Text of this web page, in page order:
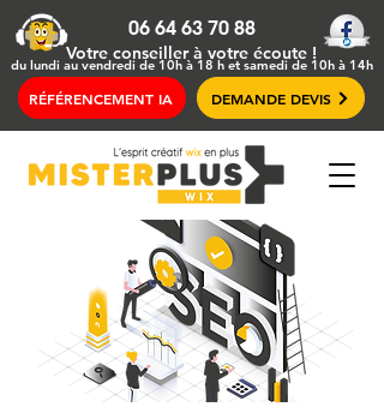
06 64 63 70 88
Votre conseillerà votre écoute !
du lundi au vendredi de 10h à 18 h et samedi de 10h à 14h
RÉFÉRENCEMENT IA DEMANDE DEVIS